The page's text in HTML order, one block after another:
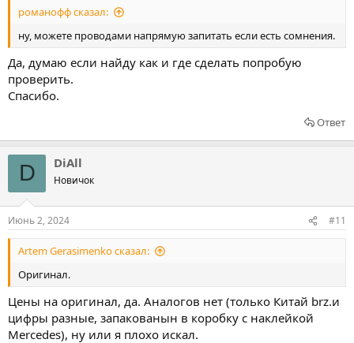
романофф сказал:
ну, можете проводами напрямую запитать если есть сомнения.
Да, думаю если найду как и где сделать попробую
проверить.
Спасибо.
Ответ
D DiAll
Новичок
Июнь 2, 2024 #11
Artem Gerasimenko сказал:
Оригинал.
Цены на оригинал, да. Аналогов нет (только Китай brz.и
цифры разные, запакованын в коробку с наклейкой
Mercedes), ну или я плохо искал.